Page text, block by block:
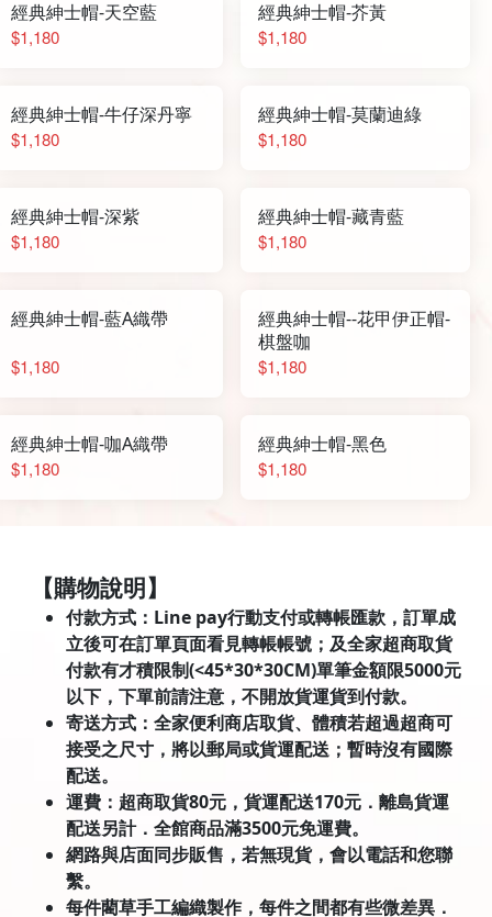
經典紳士帽-天空藍
$1,180
經典紳士帽-芥黃
$1,180
經典紳士帽-牛仔深丹寧
$1,180
經典紳士帽-莫蘭迪綠
$1,180
經典紳士帽-深紫
$1,180
經典紳士帽-藏青藍
$1,180
經典紳士帽-藍A織帶
$1,180
經典紳士帽--花甲伊正帽-
棋盤咖
$1,180
經典紳士帽-咖A織帶
$1,180
經典紳士帽-黑色
$1,180
【購物說明】
付款方式：Line pay行動支付或轉帳匯款，訂單成
立後可在訂單頁面看見轉帳帳號；及全家超商取貨
付款有才積限制(<45*30*30CM)單筆金額限5000元
以下，下單前請注意，不開放貨運貨到付款。
寄送方式：全家便利商店取貨、體積若超過超商可
接受之尺寸，將以郵局或貨運配送；暫時沒有國際
配送。
運費：超商取貨80元，貨運配送170元．離島貨運
配送另計．全館商品滿3500元免運費。
網路與店面同步販售，若無現貨，會以電話和您聯
繫。
每件藺草手工編織製作，每件之間都有些微差異．